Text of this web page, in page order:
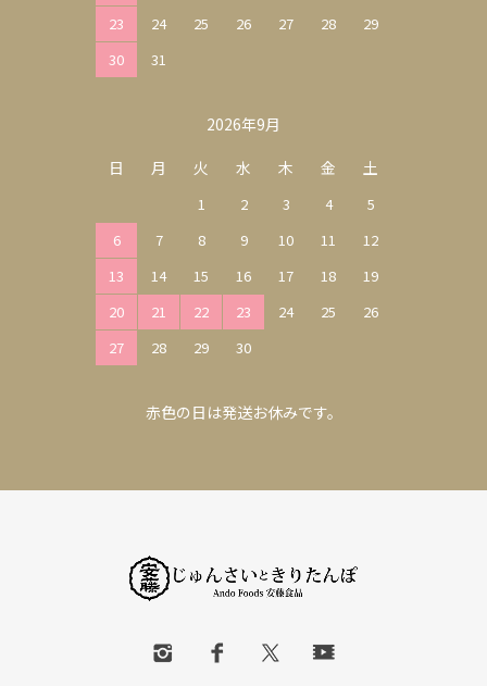
23
24 25 26 27 28
29
30
31
2026年9月
日
月 火 水 木 金 土
1 2 3 4
5
6
7 8 9 10 11
12
13
14 15 16 17 18
19
20
21 22 23 24 25
26
27
28 29 30
赤色の日は発送お休みです。